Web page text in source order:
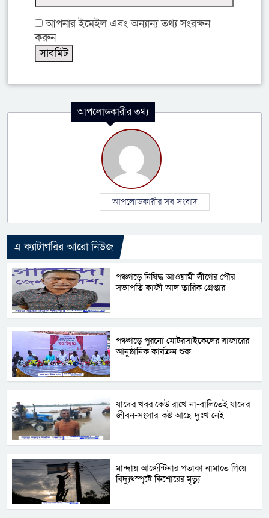
আপনার ইমেইল এবং অন্যান্য তথ্য সংরক্ষন
করুন
আপলোডকারীর তথ্য
আপলোডকারীর সব সংবাদ
এ ক্যাটাগরির আরো নিউজ
পঞ্চগড়ে নিষিদ্ধ আওয়ামী লীগের পৌর
সভাপতি কাজী আল তারিক গ্রেপ্তার
পঞ্চগড়ে পুরনো মোটরসাইকেলের বাজারের
আনুষ্ঠানিক কার্যক্রম শুরু
যাদের খবর কেউ রাখে না-বালিতেই যাদের
জীবন-সংসার, কষ্ট আছে, দুঃখ নেই
মান্দায় আর্জেন্টিনার পতাকা নামাতে গিয়ে
বিদ্যুৎস্পৃষ্টে কিশোরের মৃত্যু